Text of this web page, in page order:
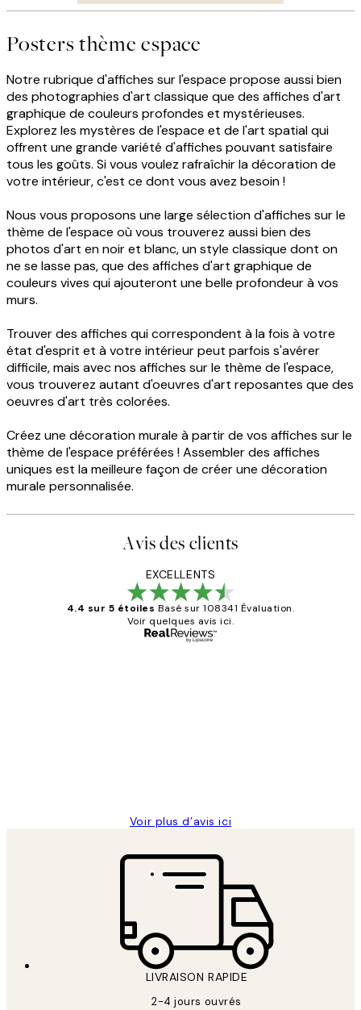
Posters thème espace
Notre rubrique d'affiches sur l'espace propose aussi bien
des photographies d'art classique que des affiches d'art
graphique de couleurs profondes et mystérieuses.
Explorez les mystères de l'espace et de l'art spatial qui
offrent une grande variété d'affiches pouvant satisfaire
tous les goûts. Si vous voulez rafraîchir la décoration de
votre intérieur, c'est ce dont vous avez besoin !
Nous vous proposons une large sélection d'affiches sur le
thème de l'espace où vous trouverez aussi bien des
photos d'art en noir et blanc, un style classique dont on
ne se lasse pas, que des affiches d'art graphique de
couleurs vives qui ajouteront une belle profondeur à vos
murs.
Trouver des affiches qui correspondent à la fois à votre
état d'esprit et à votre intérieur peut parfois s'avérer
difficile, mais avec nos affiches sur le thème de l'espace,
vous trouverez autant d'oeuvres d'art reposantes que des
oeuvres d'art très colorées.
Créez une décoration murale à partir de vos affiches sur le
thème de l'espace préférées ! Assembler des affiches
uniques est la meilleure façon de créer une décoration
murale personnalisée.
Avis des clients
EXCELLENTS
4.4 sur 5 étoiles Basé sur 108341 Évaluation.
Voir quelques avis ici.
Voir plus d’avis ici
LIVRAISON RAPIDE
2-4 jours ouvrés